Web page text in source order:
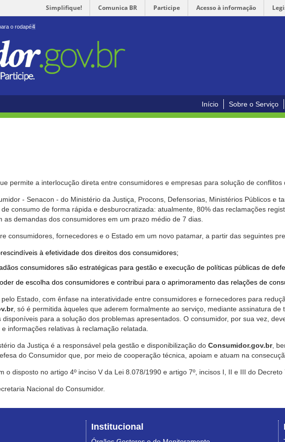
Simplifique! Comunica BR Participe Acesso à informação
o rodapé4
Início Sobre o Serviço
permite a interlocução direta entre consumidores e empresas para solução de conflitos
- Senacon - do Ministério da Justiça, Procons, Defensorias, Ministérios Públicos e
consumo de forma rápida e desburocratizada: atualmente, 80% das reclamações
demandas dos consumidores em um prazo médio de 7 dias.
consumidores, fornecedores e o Estado em um novo patamar, a partir das seguintes
à efetividade dos direitos dos consumidores;
consumidores são estratégicas para gestão e execução de políticas públicas de
de escolha dos consumidores e contribui para o aprimoramento das relações de
Estado, com ênfase na interatividade entre consumidores e fornecedores para
, só é permitida àqueles que aderem formalmente ao serviço, mediante assinatura de
para a solução dos problemas apresentados. O consumidor, por sua vez,
informações relativas à reclamação relatada.
da Justiça é a responsável pela gestão e disponibilização do Consumidor.gov.br,
do Consumidor que, por meio de cooperação técnica, apoiam e atuam na
o disposto no artigo 4º inciso V da Lei 8.078/1990 e artigo 7º, incisos I, II e III do Decreto
Nacional do Consumidor.
Institucional